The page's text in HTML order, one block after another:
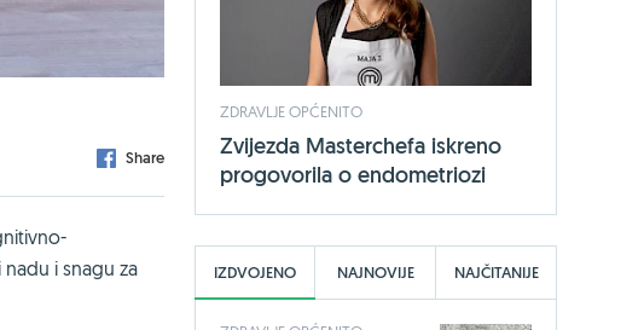
Share
i snagu za
ZDRAVLJE OPĆENITO
Zvijezda Masterchefa iskreno
progovorila o endometriozi
IZDVOJENO NAJNOVIJE NAJČITANIJE